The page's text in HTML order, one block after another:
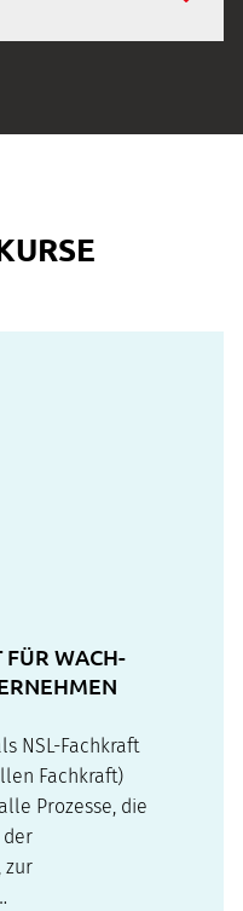
FÜR WACH-
NSL-Fachkraft
Fachkraft)
Prozesse, die
der
zur